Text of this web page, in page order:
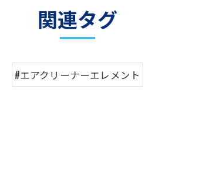
関連タグ
#エアクリーナーエレメント